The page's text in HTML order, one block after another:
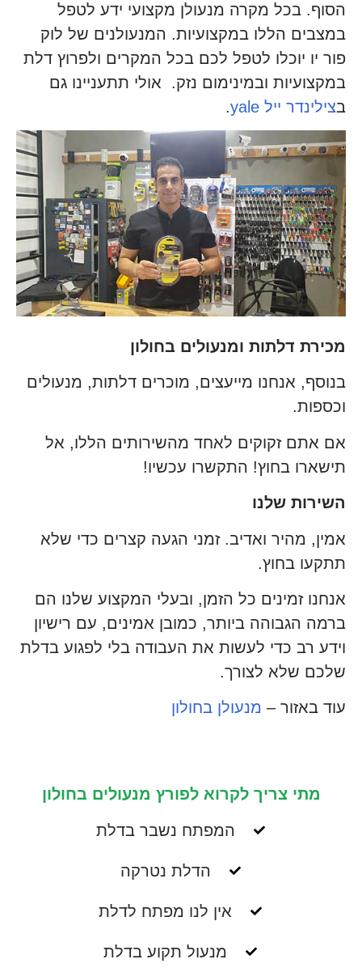
הסוף. בכל מקרה מנעולן מקצועי ידע לטפל
במצבים הללו במקצועיות. המנעולנים של לוק
פור יו יוכלו לטפל לכם בכל המקרים ולפרוץ דלת
במקצועיות ובמינימום נזק. אולי תתעניינו גם
בצילינדר ייל yale .
מכירת דלתות ומנעולים בחולון
בנוסף, אנחנו מייעצים, מוכרים דלתות, מנעולים
וכספות.
אם אתם זקוקים לאחד מהשירותים הללו, אל
תישארו בחוץ! התקשרו עכשיו!
השירות שלנו
אמין, מהיר ואדיב. זמני הגעה קצרים כדי שלא
תתקעו בחוץ.
אנחנו זמינים כל הזמן, ובעלי המקצוע שלנו הם
ברמה הגבוהה ביותר, כמובן אמינים, עם רישיון
וידע רב כדי לעשות את העבודה בלי לפגוע בדלת
שלכם שלא לצורך.
עוד באזור – מנעולן בחולון
מתי צריך לקרוא לפורץ מנעולים בחולון
המפתח נשבר בדלת
הדלת נטרקה
אין לנו מפתח לדלת
מנעול תקוע בדלת